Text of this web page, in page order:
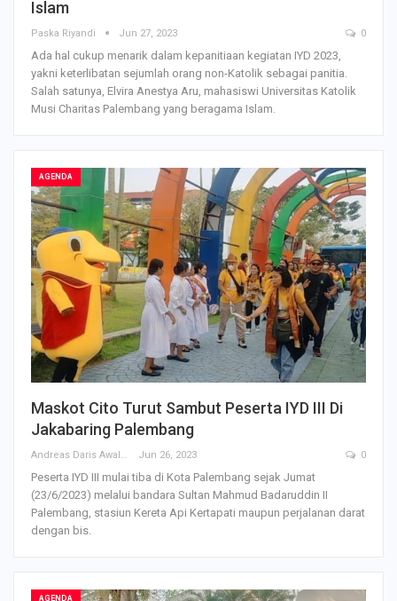
Islam
Paska Riyandi Jun 27, 2023 0
Ada hal cukup menarik dalam kepanitiaan kegiatan IYD 2023,
yakni keterlibatan sejumlah orang non-Katolik sebagai panitia.
Salah satunya, Elvira Anestya Aru, mahasiswi Universitas Katolik
Musi Charitas Palembang yang beragama Islam.
AGENDA
Maskot Cito Turut Sambut Peserta IYD III Di
Jakabaring Palembang
Jun 26, 2023 0
Peserta IYD III mulai tiba di Kota Palembang sejak Jumat
(23/6/2023) melalui bandara Sultan Mahmud Badaruddin II
Palembang, stasiun Kereta Api Kertapati maupun perjalanan darat
dengan bis.
AGENDA